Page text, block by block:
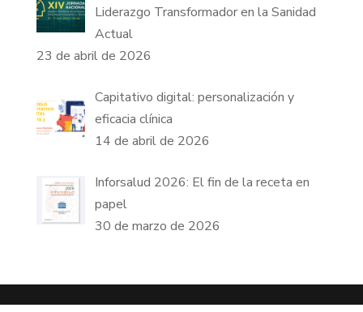
Liderazgo Transformador en la Sanidad
Actual
23 de abril de 2026
Capitativo digital: personalización y
eficacia clínica
14 de abril de 2026
Inforsalud 2026: El fin de la receta en
papel
30 de marzo de 2026